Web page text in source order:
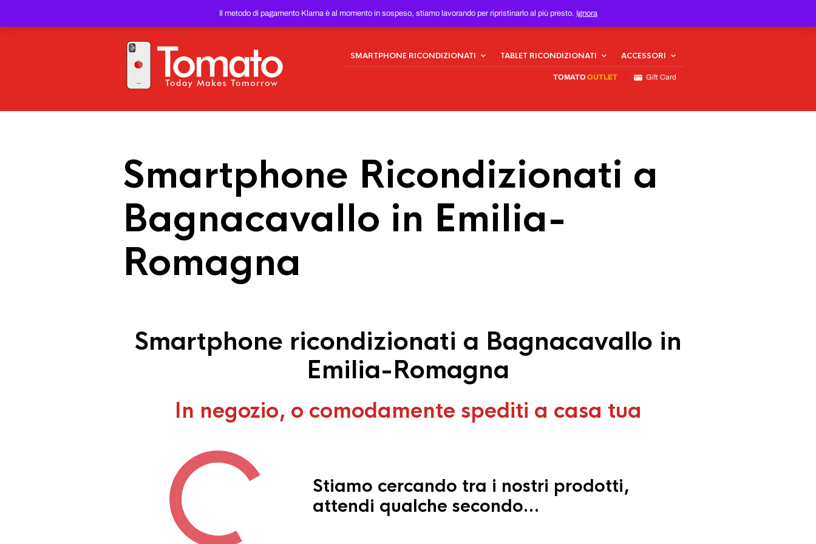
Il metodo di pagamento Klarna è al momento in sospeso, stiamo lavorando per ripristinarlo al più presto. Ignora
PREZZO DEL WEB!
SMARTPHONE RICONDIZIONATI TABLET RICONDIZIONATI ACCESSORI
TOMATO OUTLET Gift Card
Smartphone Ricondizionati a
Bagnacavallo in Emilia-
Romagna
Smartphone ricondizionati a Bagnacavallo in
Emilia-Romagna
In negozio, o comodamente spediti a casa tua
Stiamo cercando tra i nostri prodotti,
attendi qualche secondo…